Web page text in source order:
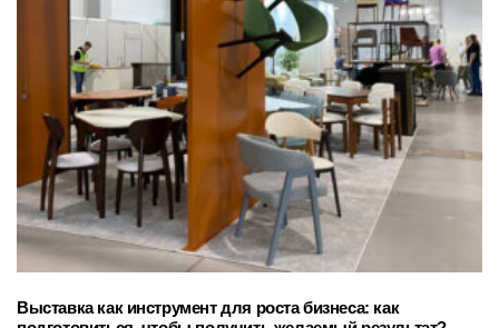
Выставка как инструмент для роста бизнеса: как